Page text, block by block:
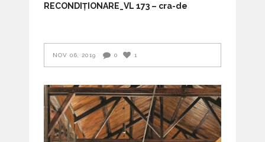
RECONDIȚIONARE_VL 173 – cra-de
NOV 06, 2019 0 1